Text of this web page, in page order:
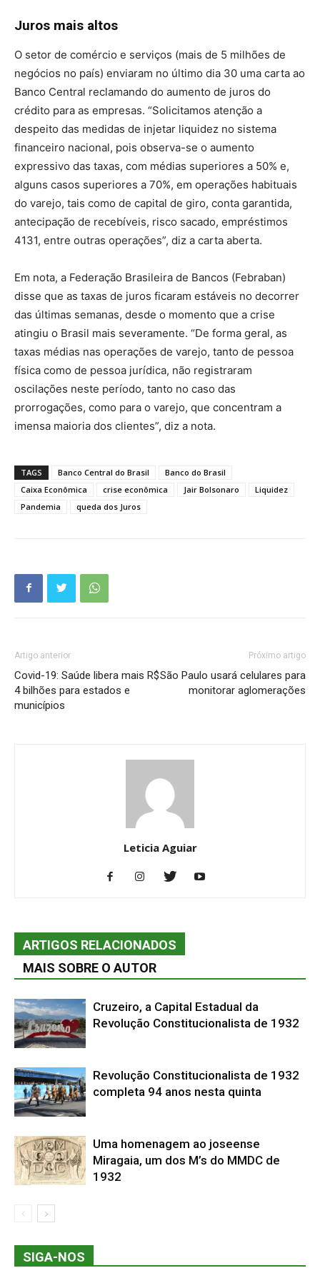
Juros mais altos
O setor de comércio e serviços (mais de 5 milhões de
negócios no país) enviaram no último dia 30 uma carta ao
Banco Central reclamando do aumento de juros do
crédito para as empresas. “Solicitamos atenção a
despeito das medidas de injetar liquidez no sistema
financeiro nacional, pois observa-se o aumento
expressivo das taxas, com médias superiores a 50% e,
alguns casos superiores a 70%, em operações habituais
do varejo, tais como de capital de giro, conta garantida,
antecipação de recebíveis, risco sacado, empréstimos
4131, entre outras operações”, diz a carta aberta.
Em nota, a Federação Brasileira de Bancos (Febraban)
disse que as taxas de juros ficaram estáveis no decorrer
das últimas semanas, desde o momento que a crise
atingiu o Brasil mais severamente. “De forma geral, as
taxas médias nas operações de varejo, tanto de pessoa
física como de pessoa jurídica, não registraram
oscilações neste período, tanto no caso das
prorrogações, como para o varejo, que concentram a
imensa maioria dos clientes”, diz a nota.
TAGS Banco Central do Brasil
Banco do Brasil
Caixa Econômica
crise econômica Jair Bolsonaro
Liquidez
Pandemia
queda dos Juros
Artigo anterior
Covid-19: Saúde libera mais R$
4 bilhões para estados e
municípios
Próximo artigo
São Paulo usará celulares para
monitorar aglomerações
Leticia Aguiar
ARTIGOS RELACIONADOS
MAIS SOBRE O AUTOR
Cruzeiro, a Capital Estadual da
Revolução Constitucionalista de 1932
Revolução Constitucionalista de 1932
completa 94 anos nesta quinta
Uma homenagem ao joseense
Miragaia, um dos M’s do MMDC de
1932
SIGA-NOS